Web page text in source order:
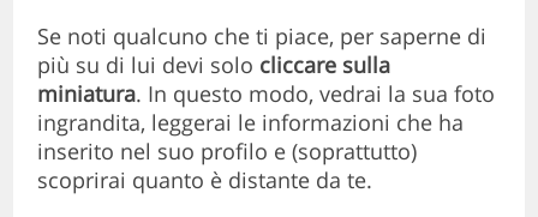
Se noti qualcuno che ti piace, per saperne di
più su di lui devi solo cliccare sulla
miniatura. In questo modo, vedrai la sua foto
ingrandita, leggerai le informazioni che ha
inserito nel suo profilo e (soprattutto)
scoprirai quanto è distante da te.